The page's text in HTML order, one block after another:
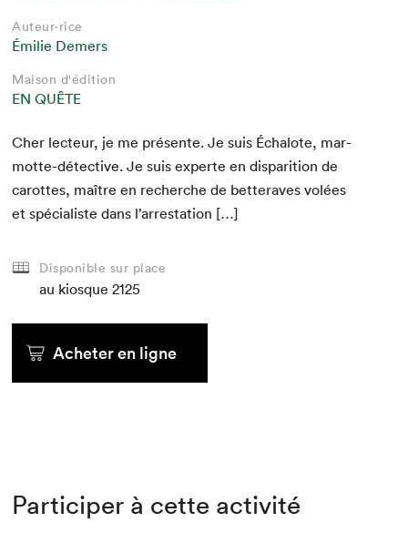
Auteur·rice
Émilie Demers
Maison d'édition
EN QUÊTE
Cher lecteur, je me présente. Je suis Échalote, mar­
motte-détec­tive. Je suis experte en dis­pari­tion de
carottes, maître en recherche de bet­ter­aves volées
et spé­cial­iste dans l’arrestation […]
Disponible sur place
au kiosque 2125
Acheter en ligne
Participer à cette activité